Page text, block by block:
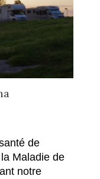
de
Maladie de
notre